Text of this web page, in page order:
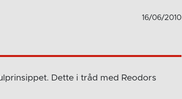
16/06/2010
Dette i tråd med Reodors